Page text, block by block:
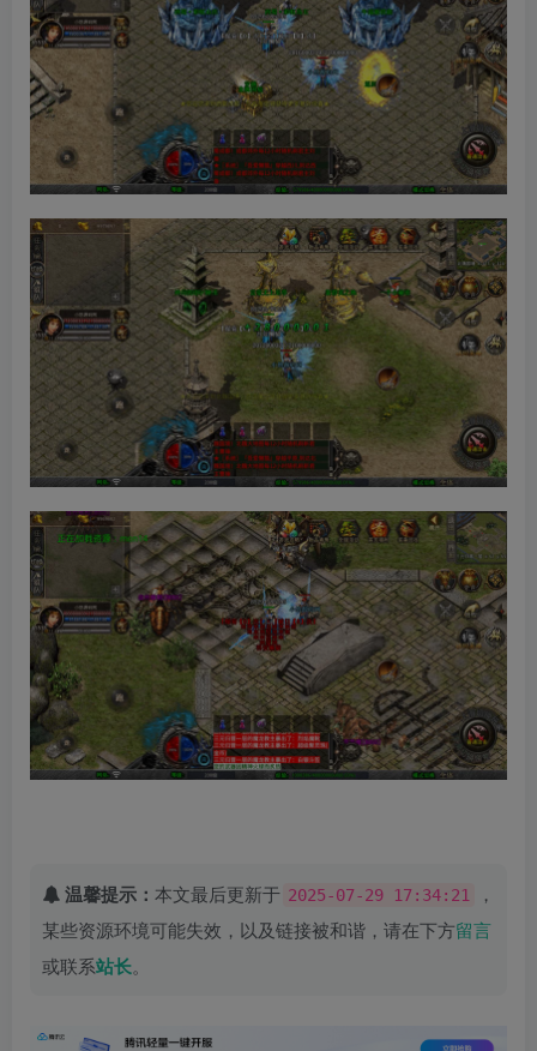
温馨提示： 本文最后更新于 2025-07-29 17:34:21
，
某些资源环境可能失效，以及链接被和谐，请在下方留言
或联系站长。